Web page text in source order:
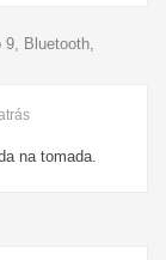
Bluetooth,
na tomada.